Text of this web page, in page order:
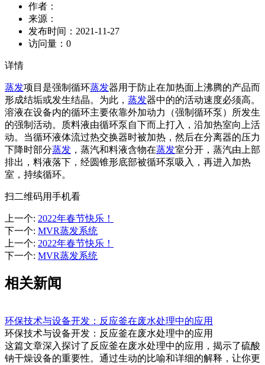
作者：
来源：
发布时间： 2021-11-27
访问量： 0
详情
蒸发项目是强制循环蒸发器用于防止在加热面上沸腾的产品而
形成结垢或发生结晶。为此， 蒸发器中的的活动速度必须高。
溶液在设备内的循环主要依靠外加动力（强制循环泵）所发生
的强制活动。质料液由循环泵自下而上打入，沿加热室向上活
动。当循环液体流过热交换器时被加热，然后在分离器的压力
下降时部分蒸发 ，蒸汽和料液含物在蒸发室分开，蒸汽由上部
排出，料液落下，经圆锥形底部被循环泵吸入，再进入加热
室，持续循环。
扫二维码用手机看
上一个: 2022年春节快乐！
下一个: MVR蒸发系统
上一个: 2022年春节快乐！
下一个: MVR蒸发系统
相关新闻
环保技术与设备开发：反应釜在废水处理中的应用
环保技术与设备开发：反应釜在废水处理中的应用
这篇文章深入探讨了反应釜在废水处理中的应用，揭示了硫酸
钠干燥设备的重要性。通过生动的比喻和详细的解释，让你更